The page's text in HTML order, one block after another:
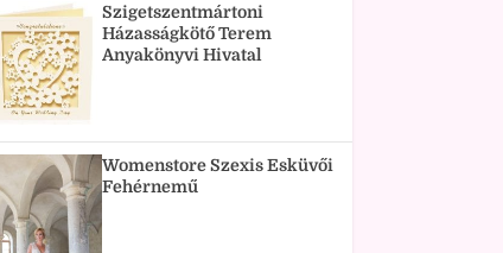
Szigetszentmártoni
Házasságkötő Terem
Anyakönyvi Hivatal
Womenstore Szexis Esküvői
Fehérnemű